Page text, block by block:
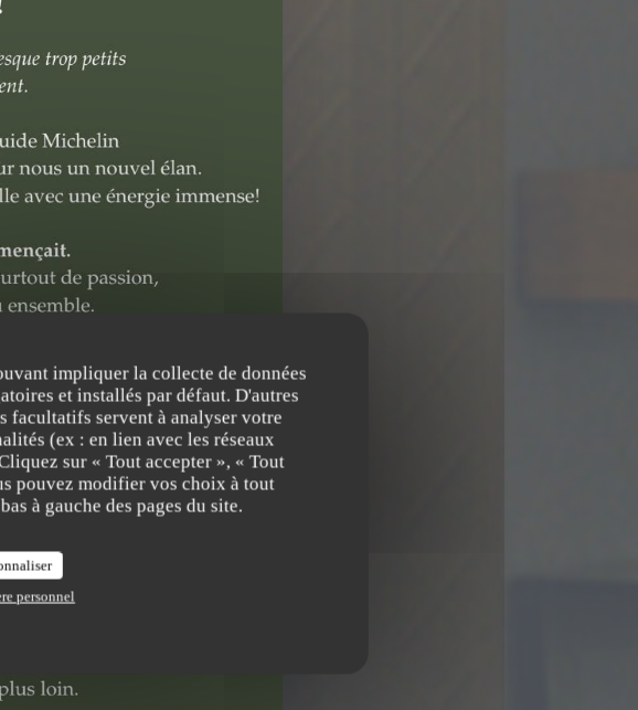
impliquer la collecte de données
et installés par défaut. D'autres
facultatifs servent à analyser votre
(ex : en lien avec les réseaux
sur « Tout accepter », « Tout
pouvez modifier vos choix à tout
à gauche des pages du site.
personnel
PARIS